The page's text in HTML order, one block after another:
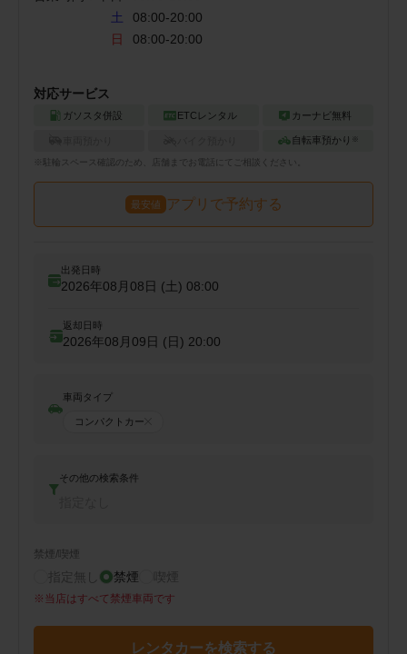
土
08:00-20:00
日
08:00-20:00
対応サービス
ガソスタ併設 ETCレンタル カーナビ無料
自転車預かり ※
※ スペース確認のため、店舗までお電話にてご相談ください。
最安値 アプリで予約する
出発日時
2026年08月08日 (土) 08:00
返却日時
2026年08月09日 (日) 20:00
車両タイプ
コンパクトカー
その他の検索条件
禁煙/喫煙
指定無し 禁煙 喫煙
※ 当店はすべて禁煙車両です
レンタカーを検索する